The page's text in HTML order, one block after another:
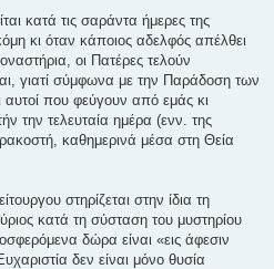
κατά τις σαράντα ήμερες της
κι όταν κάποιος αδελφός απέλθει
οι Πατέρες τελούν
γιατί σύμφωνα με την Παράδοση των
που φεύγουν από εμάς κι
την τελευταία ημέρα (ενν. της
καθημερινά μέσα στη Θεία
στηρίζεται στην ίδια τη
κατά τη σύσταση του μυστηρίου
δώρα είναι «εις άφεσιν
δεν είναι μόνο θυσία